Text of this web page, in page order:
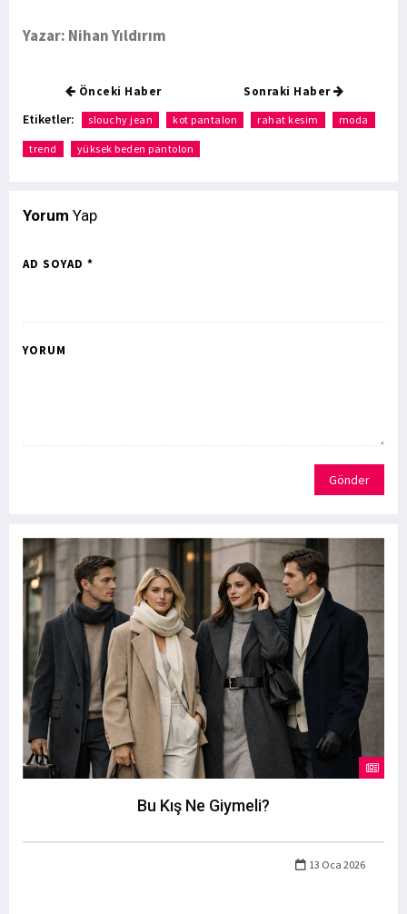
Yazar: Nihan Yıldırım
Önceki Haber Sonraki Haber
Etiketler: slouchy jean kot pantalon rahat kesim moda
trend yüksek beden pantolon
Yorum Yap
AD SOYAD *
YORUM
Gönder
Bu Kış Ne Giymeli?
13 Oca 2026